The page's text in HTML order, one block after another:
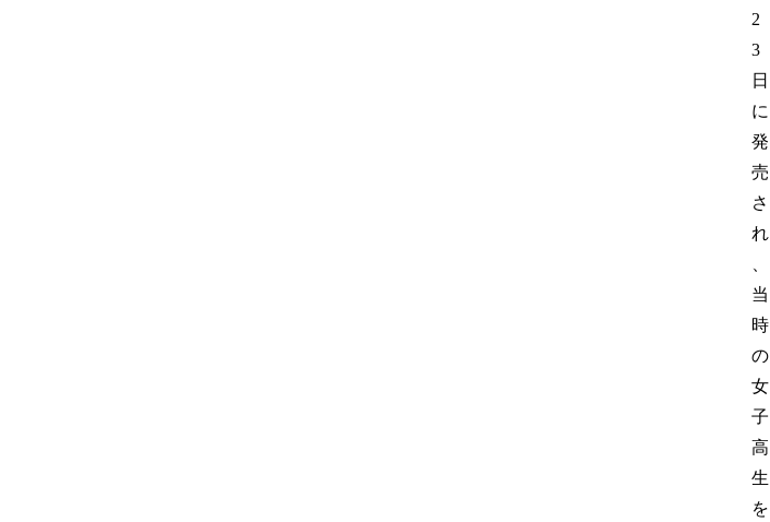
2
3
日
に
発
売
さ
れ
当
時
の
女
子
高
生
を